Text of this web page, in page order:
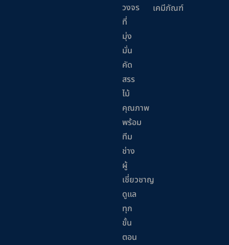
วงจร
ที่
มุ่ง
มั่น
คัด
สรร
ไม้
คุณภาพ
พร้อม
ทีม
ช่าง
ผู้
เชี่ยวชาญ
ดูแล
ทุก
ขั้น
ตอน
เคมีภัณฑ์